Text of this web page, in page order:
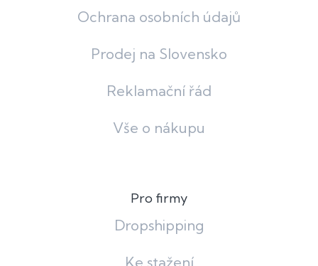
Ochrana osobních údajů
Prodej na Slovensko
Reklamační řád
Vše o nákupu
Pro firmy
Dropshipping
Ke stažení